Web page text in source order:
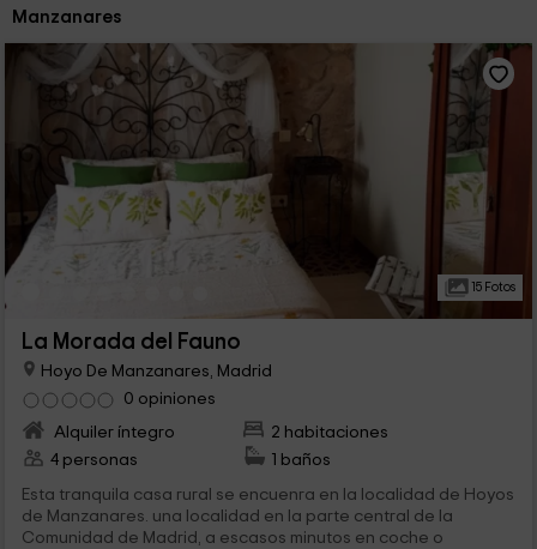
Manzanares
15 Fotos
La Morada del Fauno
Hoyo De Manzanares, Madrid
0 opiniones
Alquiler íntegro
2 habitaciones
4 personas
1 baños
Esta tranquila casa rural se encuenra en la localidad de Hoyos
de Manzanares. una localidad en la parte central de la
Comunidad de Madrid, a escasos minutos en coche o